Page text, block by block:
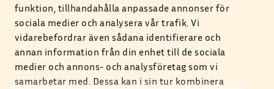
funktion, tillhandahålla anpassade annonser för
sociala medier och analysera vår trafik. Vi
vidarebefordrar även sådana identifierare och
annan information från din enhet till de sociala
medier och annons- och analysföretag som vi
samarbetar med. Dessa kan i sin tur kombinera
0921-582 00
Kundservice
0921-582 00
Växel